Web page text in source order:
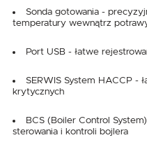
Sonda gotowania -
temperatury wewnątrz
Port USB - łatwe
SERWIS System HACCP -
krytycznych
BCS (Boiler Control
sterowania i kontroli bojlera